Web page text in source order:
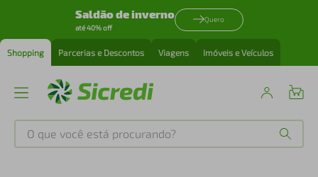
Saldão de inverno
até 40% off
Quero
Shopping Parcerias e Descontos Viagens Imóveis e Veículos
O que você está procurando?